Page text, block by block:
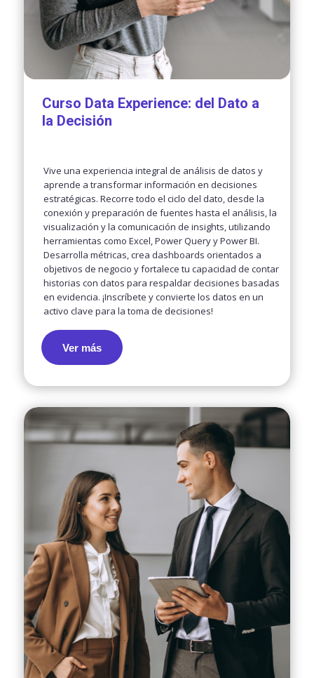
Curso Data Experience: del Dato a
la Decisión
Vive una experiencia integral de análisis de datos y
aprende a transformar información en decisiones
estratégicas. Recorre todo el ciclo del dato, desde la
conexión y preparación de fuentes hasta el análisis, la
visualización y la comunicación de insights, utilizando
herramientas como Excel, Power Query y Power BI.
Desarrolla métricas, crea dashboards orientados a
objetivos de negocio y fortalece tu capacidad de contar
historias con datos para respaldar decisiones basadas
en evidencia. ¡Inscríbete y convierte los datos en un
activo clave para la toma de decisiones!
Ver más